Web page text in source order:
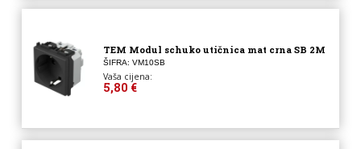
TEM Modul schuko utičnica mat crna SB 2M
ŠIFRA: VM10SB
Vaša cijena:
5,80 €